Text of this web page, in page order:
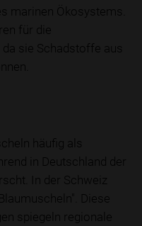
marinen Ökosystems.
für die
sie Schadstoffe aus
häufig als
in Deutschland der
In der Schweiz
Diese
spiegeln regionale